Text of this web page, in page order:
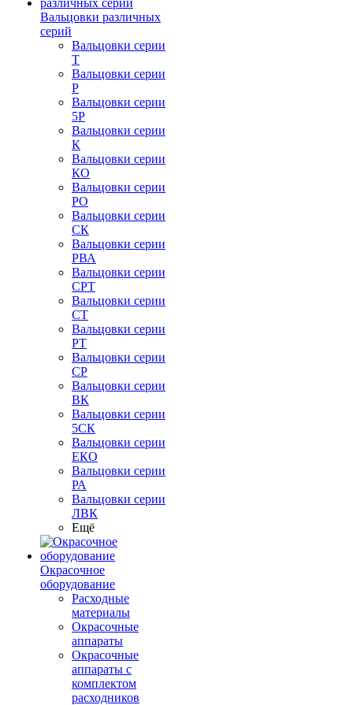
Вальцовки различных
серий
Вальцовки серии
Т
Вальцовки серии
Р
Вальцовки серии
5Р
Вальцовки серии
К
Вальцовки серии
КО
Вальцовки серии
РО
Вальцовки серии
СК
Вальцовки серии
РВА
Вальцовки серии
СРТ
Вальцовки серии
СТ
Вальцовки серии
РТ
Вальцовки серии
СР
Вальцовки серии
ВК
Вальцовки серии
5СК
Вальцовки серии
ЕКО
Вальцовки серии
РА
Вальцовки серии
ЛВК
Ещё
Окрасочное
оборудование
Расходные
материалы
Окрасочные
аппараты
Окрасочные
аппараты с
комплектом
расходников